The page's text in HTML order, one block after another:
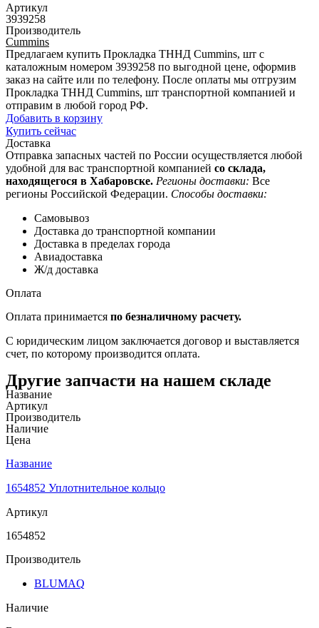
Артикул
3939258
Производитель
Cummins
Предлагаем купить Прокладка ТННД Cummins, шт с
каталожным номером 3939258 по выгодной цене, оформив
заказ на сайте или по телефону. После оплаты мы отгрузим
Прокладка ТННД Cummins, шт транспортной компанией и
отправим в любой город РФ.
Добавить в корзину
Купить сейчас
Доставка
Отправка запасных частей по России осуществляется любой
удобной для вас транспортной компанией со склада,
находящегося в Хабаровске. Регионы доставки: Все
регионы Российской Федерации. Способы доставки:
Самовывоз
Доставка до транспортной компании
Доставка в пределах города
Авиадоставка
Ж/д доставка
Оплата
Оплата принимается по безналичному расчету.
С юридическим лицом заключается договор и выставляется
счет, по которому производится оплата.
Другие запчасти на нашем складе
Название
Артикул
Производитель
Наличие
Цена
Название
1654852 Уплотнительное кольцо
Артикул
1654852
Производитель
BLUMAQ
Наличие